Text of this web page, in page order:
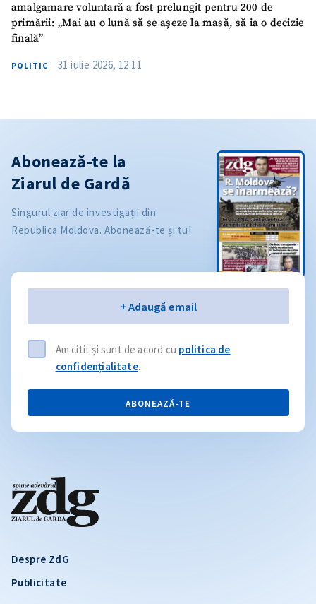
amalgamare voluntară a fost prelungit pentru 200 de
primării: „Mai au o lună să se așeze la masă, să ia o decizie
finală”
POLITIC 31 iulie 2026, 12:11
Despre ZdG
Publicitate
Abonează-te la
Ziarul de Gardă
Singurul ziar de investigații din
Republica Moldova. Abonează-te și tu!
+ Adaugă email
Am citit și sunt de acord cu politica de
confidențialitate.
ABONEAZĂ-TE